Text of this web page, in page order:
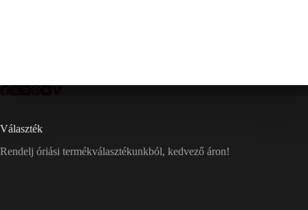
Választék
Rendelj óriási termékválasztékunkból, kedvező áron!